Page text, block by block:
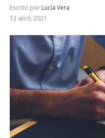
Escrito por Lucía Vera
12 abril, 2021